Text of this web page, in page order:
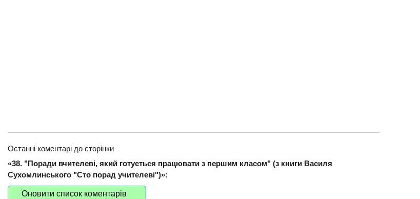
Останні коментарі до сторінки
«38. "Поради вчителеві, який готується працювати з першим класом" (з книги Василя
Сухомлинського "Сто порад учителеві")»:
Оновити список коментарів